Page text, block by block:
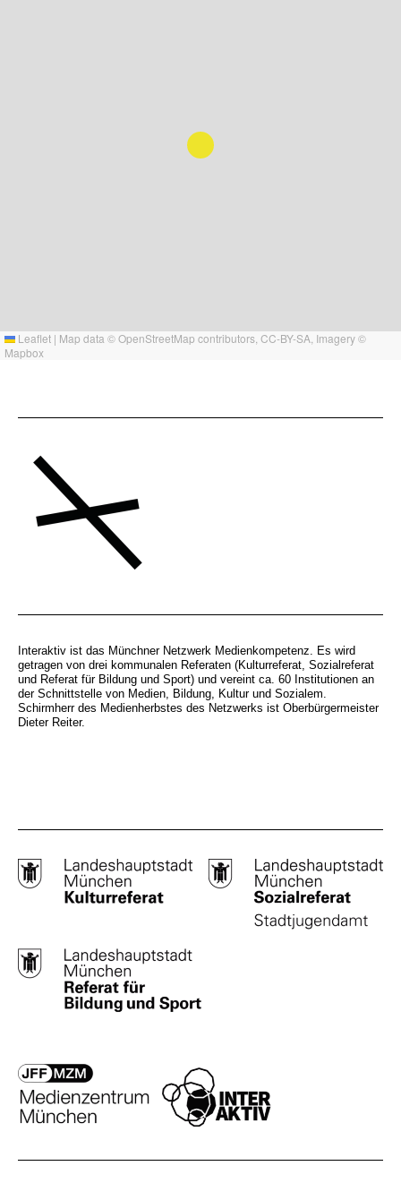
Leaflet | Map data ©OpenStreetMap contributors, CC-BY-SA , Imagery ©
Mapbox
Interaktiv ist das Münchner Netzwerk Medienkompetenz. Es wird
getragen von drei kommunalen Referaten (Kulturreferat, Sozialreferat
und Referat für Bildung und Sport) und vereint ca. 60 Institutionen an
der Schnittstelle von Medien, Bildung, Kultur und Sozialem.
Schirmherr des Medienherbstes des Netzwerks ist Oberbürgermeister
Dieter Reiter.